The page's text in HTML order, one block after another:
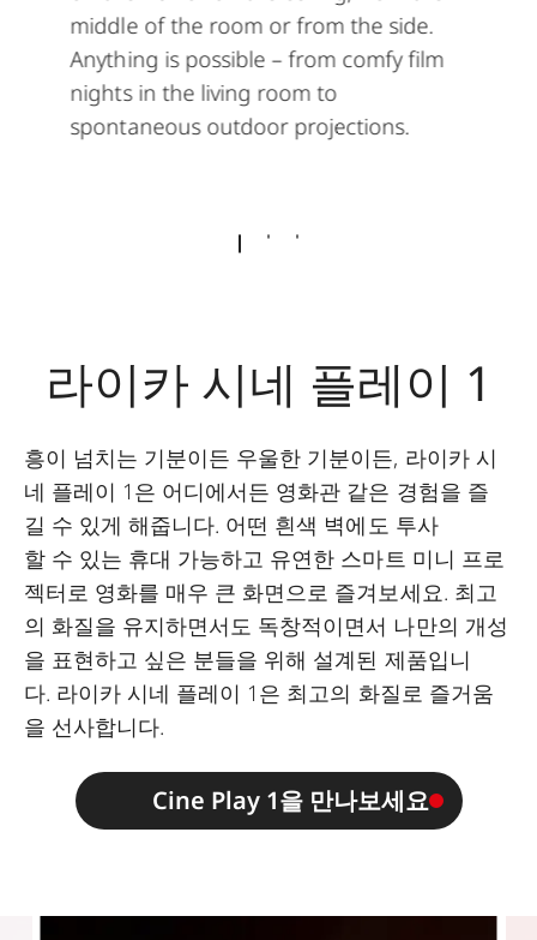
middle of the room or from the side.
Anything is possible – from comfy film
nights in the living room to
spontaneous outdoor projections.
라이카 시네 플레이 1
흥이 넘치는 기분이든 우울한 기분이든, 라이카 시
네 플레이 1은 어디에서든 영화관 같은 경험을 즐
길 수 있게 해줍니다. 어떤 흰색 벽에도 투사
할 수 있는 휴대 가능하고 유연한 스마트 미니 프로
젝터로 영화를 매우 큰 화면으로 즐겨보세요. 최고
의 화질을 유지하면서도 독창적이면서 나만의 개성
을 표현하고 싶은 분들을 위해 설계된 제품입니
다. 라이카 시네 플레이 1은 최고의 화질로 즐거움
을 선사합니다.
Cine Play 1을 만나보세요